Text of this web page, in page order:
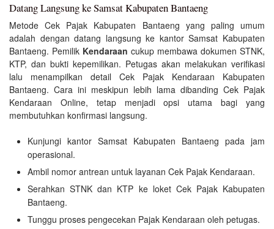
Datang Langsung ke Samsat Kabupaten Bantaeng
Metode Cek Pajak Kabupaten Bantaeng yang paling umum
adalah dengan datang langsung ke kantor Samsat Kabupaten
Bantaeng. Pemilik Kendaraan cukup membawa dokumen STNK,
KTP, dan bukti kepemilikan. Petugas akan melakukan verifikasi
lalu menampilkan detail Cek Pajak Kendaraan Kabupaten
Bantaeng. Cara ini meskipun lebih lama dibanding Cek Pajak
Kendaraan Online, tetap menjadi opsi utama bagi yang
membutuhkan konfirmasi langsung.
Kunjungi kantor Samsat Kabupaten Bantaeng pada jam
operasional.
Ambil nomor antrean untuk layanan Cek Pajak Kendaraan.
Serahkan STNK dan KTP ke loket Cek Pajak Kabupaten
Bantaeng.
Tunggu proses pengecekan Pajak Kendaraan oleh petugas.